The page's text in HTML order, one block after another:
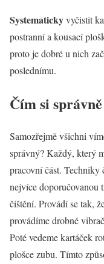
Systematickyvyčistit
postranní a kousací
proto je dobré u nich
poslednímu.
Čím si
Samozřejmě všichni
správný? Každý, který
pracovní část. Techniky
nejvíce doporučovanou
čištění. Provádí se tak,
provádíme drobné
Poté vedeme kartáček
plošce zubu. Tímto